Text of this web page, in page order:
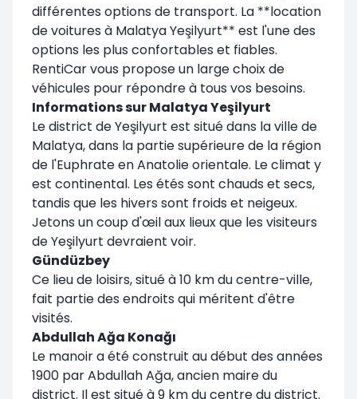
différentes options de transport. La **location
de voitures à Malatya Yeşilyurt** est l'une des
options les plus confortables et fiables.
RentiCar vous propose un large choix de
véhicules pour répondre à tous vos besoins.
Informations sur Malatya Yeşilyurt
Le district de Yeşilyurt est situé dans la ville de
Malatya, dans la partie supérieure de la région
de l'Euphrate en Anatolie orientale. Le climat y
est continental. Les étés sont chauds et secs,
tandis que les hivers sont froids et neigeux.
Jetons un coup d'œil aux lieux que les visiteurs
de Yeşilyurt devraient voir.
Gündüzbey
Ce lieu de loisirs, situé à 10 km du centre-ville,
fait partie des endroits qui méritent d'être
visités.
Abdullah Ağa Konağı
Le manoir a été construit au début des années
1900 par Abdullah Ağa, ancien maire du
district. Il est situé à 9 km du centre du district.